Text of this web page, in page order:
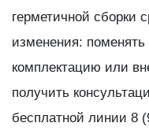
герметичной сборки
изменения:
комплектацию или
получить
бесплатной линии 8